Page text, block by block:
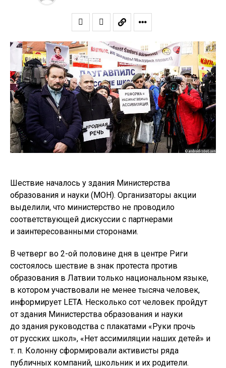
Шествие началось у здания Министерства
образования и науки (МОН). Организаторы акции
выделили, что министерство не проводило
соответствующей дискуссии с партнерами
и заинтересованными сторонами.
В четверг во 2-ой половине дня в центре Риги
состоялось шествие в знак протеста против
образования в Латвии только национальном языке,
в котором участвовали не менее тысяча человек,
информирует LETA. Несколько сот человек пройдут
от здания Министерства образования и науки
до здания руководства с плакатами «Руки прочь
от русских школ», «Нет ассимиляции наших детей» и
т. п. Колонну сформировали активисты ряда
публичных компаний, школьник и их родители.